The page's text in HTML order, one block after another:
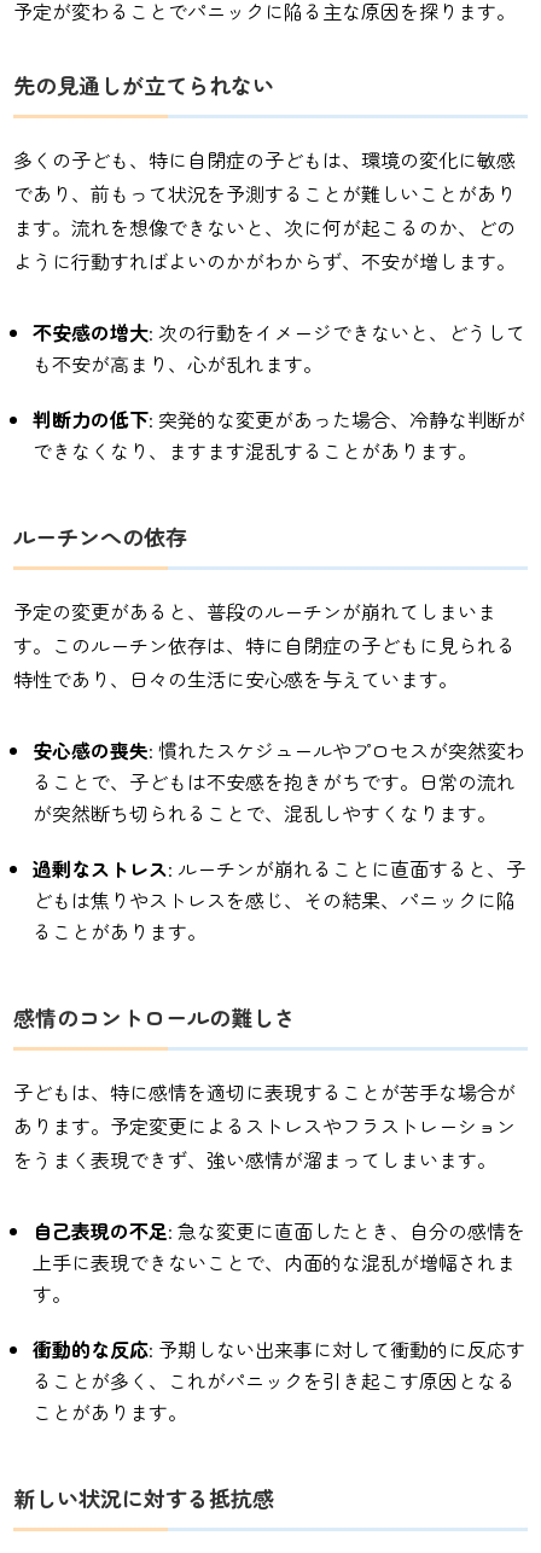
予定が変わることでパニックに陥る主な原因を探ります。
先の見通しが立てられない
多くの子ども、特に自閉症の子どもは、環境の変化に敏感
であり、前もって状況を予測することが難しいことがあり
ます。流れを想像できないと、次に何が起こるのか、どの
ように行動すればよいのかがわからず、不安が増します。
不安感の増大: 次の行動をイメージできないと、どうして
も不安が高まり、心が乱れます。
判断力の低下: 突発的な変更があった場合、冷静な判断が
できなくなり、ますます混乱することがあります。
ルーチンへの依存
予定の変更があると、普段のルーチンが崩れてしまいま
す。このルーチン依存は、特に自閉症の子どもに見られる
特性であり、日々の生活に安心感を与えています。
安心感の喪失: 慣れたスケジュールやプロセスが突然変わ
ることで、子どもは不安感を抱きがちです。日常の流れ
が突然断ち切られることで、混乱しやすくなります。
過剰なストレス: ルーチンが崩れることに直面すると、子
どもは焦りやストレスを感じ、その結果、パニックに陥
ることがあります。
感情のコントロールの難しさ
子どもは、特に感情を適切に表現することが苦手な場合が
あります。予定変更によるストレスやフラストレーション
をうまく表現できず、強い感情が溜まってしまいます。
自己表現の不足: 急な変更に直面したとき、自分の感情を
上手に表現できないことで、内面的な混乱が増幅されま
す。
衝動的な反応: 予期しない出来事に対して衝動的に反応す
ることが多く、これがパニックを引き起こす原因となる
ことがあります。
新しい状況に対する抵抗感